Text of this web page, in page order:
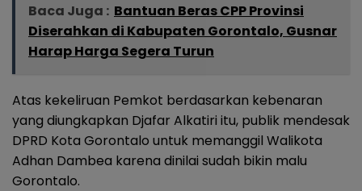
Baca Juga : Bantuan Beras CPP Provinsi
Diserahkan di Kabupaten Gorontalo, Gusnar
Harap Harga Segera Turun
Atas kekeliruan Pemkot berdasarkan kebenaran
yang diungkapkan Djafar Alkatiri itu, publik mendesak
DPRD Kota Gorontalo untuk memanggil Walikota
Adhan Dambea karena dinilai sudah bikin malu
Gorontalo.